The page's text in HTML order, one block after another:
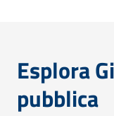
Esplora
pubblica